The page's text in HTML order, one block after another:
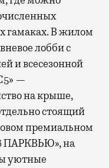
гамаках. В жилом
лобби с
и всесезонной
—
на крыше,
стоящий
премиальном
ПАРКВЬЮ», на
уютные